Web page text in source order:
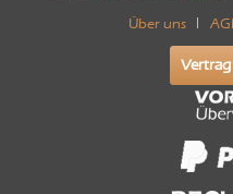
Über uns